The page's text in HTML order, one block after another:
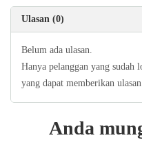
Ulasan (0)
Belum ada ulasan.
Hanya pelanggan yang
yang dapat memberikan
Anda